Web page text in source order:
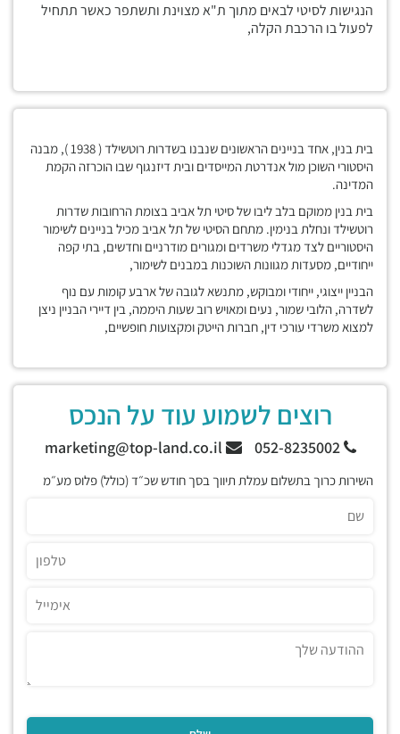
הנגישות לסיטי לבאים מתוך ת"א מצוינת ותשתפר כאשר תתחיל
לפעול בו הרכבת הקלה,
בית בנין, אחד בניינים הראשונים שנבנו בשדרות רוטשילד ( 1938 ), מבנה
היסטורי השוכן מול אנדרטת המייסדים ובית דיזנגוף שבו הוכרזה הקמת
המדינה.
בית בנין ממוקם בלב ליבו של סיטי תל אביב בצומת הרחובות שדרות
רוטשילד ונחלת בנימין. מתחם הסיטי של תל אביב מכיל בניינים לשימור
היסטוריים לצד מגדלי משרדים ומגורים מודרניים וחדשים, בתי קפה
ייחודיים, מסעדות מגוונות השוכנות במבנים לשימור,
הבניין ייצוגי, ייחודי ומבוקש, מתנשא לגובה של ארבע קומות עם נוף
לשדרה, הלובי שמור, נעים ומאויש רוב שעות היממה, בין דיירי הבניין ניצן
למצוא משרדי עורכי דין, חברות הייטק ומקצועות חופשיים,
רוצים לשמוע עוד על הנכס
052-8235002
השירות כרוך בתשלום עמלת תיווך בסך חודש שכ״ד (כולל) פלוס מע״מ